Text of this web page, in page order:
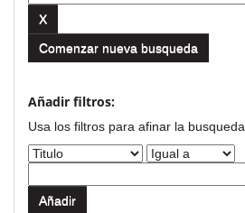
Comenzar nueva busqueda
Añadir filtros:
Usa los filtros para afinar la busqueda.